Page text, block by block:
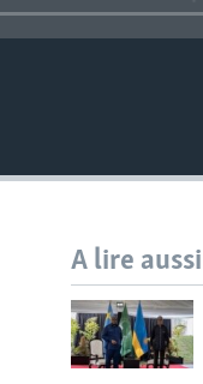
A lire aussi